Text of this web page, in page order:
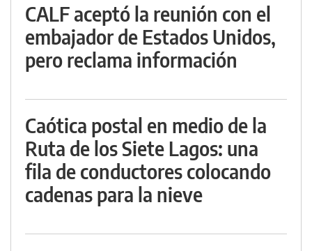
CALF aceptó la reunión con el
embajador de Estados Unidos,
pero reclama información
Caótica postal en medio de la
Ruta de los Siete Lagos: una
fila de conductores colocando
cadenas para la nieve